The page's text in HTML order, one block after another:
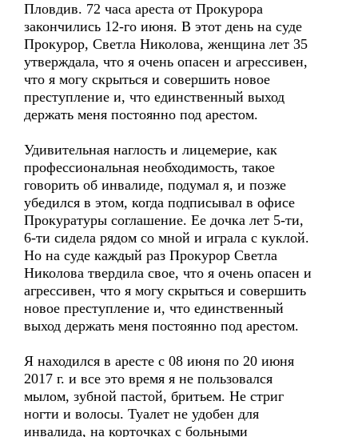
Пловдив. 72 часа ареста от Прокурора
закончились 12-го июня. В этот день на суде
Прокурор, Светла Николова, женщина лет 35
утверждала, что я очень опасен и агрессивен,
что я могу скрыться и совершить новое
преступление и, что единственный выход
держать меня постоянно под арестом.
Удивительная наглость и лицемерие, как
профессиональная необходимость, такое
говорить об инвалиде, подумал я, и позже
убедился в этом, когда подписывал в офисе
Прокуратуры соглашение. Ее дочка лет 5-ти,
6-ти сидела рядом со мной и играла с куклой.
Но на суде каждый раз Прокурор Светла
Николова твердила свое, что я очень опасен и
агрессивен, что я могу скрыться и совершить
новое преступление и, что единственный
выход держать меня постоянно под арестом.
Я находился в аресте с 08 июня по 20 июня
2017 г. и все это время я не пользовался
мылом, зубной пастой, бритьем. Не стриг
ногти и волосы. Туалет не удобен для
инвалида, на корточках с больными